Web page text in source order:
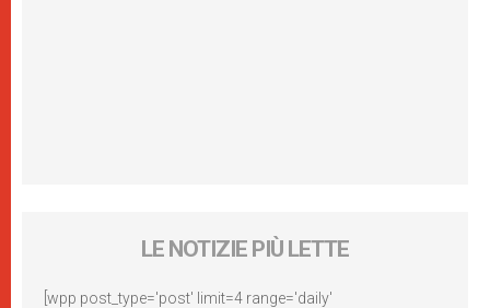
LE NOTIZIE PIÙ LETTE
[wpp post_type='post' limit=4 range='daily'